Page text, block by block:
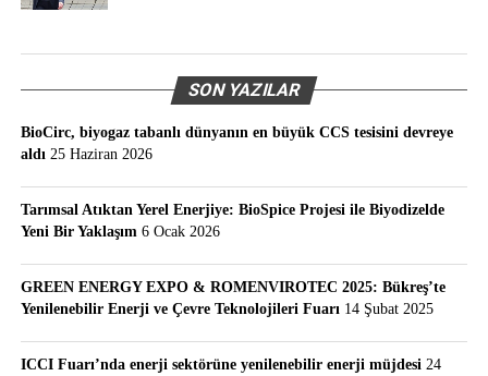
SON YAZILAR
BioCirc, biyogaz tabanlı dünyanın en büyük CCS tesisini devreye
aldı 25 Haziran 2026
Tarımsal Atıktan Yerel Enerjiye: BioSpice Projesi ile Biyodizelde
Yeni Bir Yaklaşım 6 Ocak 2026
GREEN ENERGY EXPO & ROMENVIROTEC 2025: Bükreş’te
Yenilenebilir Enerji ve Çevre Teknolojileri Fuarı 14 Şubat 2025
ICCI Fuarı’nda enerji sektörüne yenilenebilir enerji müjdesi 24